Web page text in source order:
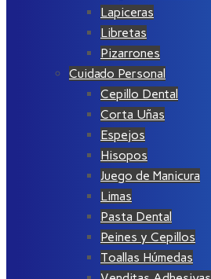
Lapiceras
Libretas
Pizarrones
Cuidado Personal
Cepillo Dental
Corta Uñas
Espejos
Hisopos
Juego de Manicura
Limas
Pasta Dental
Peines y Cepillos
Toallas Húmedas